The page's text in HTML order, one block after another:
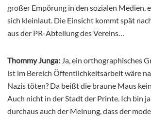
großer Empörung in den sozialen Medien,
sich kleinlaut. Die Einsicht kommt spät
aus der PR-Abteilung des Vereins…
Thommy Junga: Ja, ein orthographisches
ist im Bereich Öffentlichkeitsarbeit wäre
Nazis töten? Da beißt die braune Maus
Auch nicht in der Stadt der Printe. Ich bin
durchaus auch der Meinung, dass der